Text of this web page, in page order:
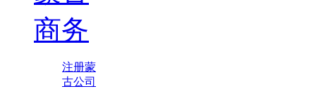
商务
注册蒙
古公司